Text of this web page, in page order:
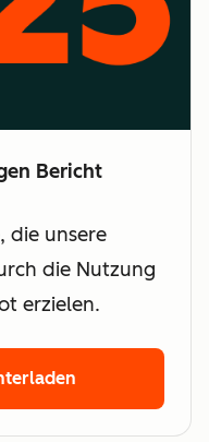
Bericht
die unsere
die Nutzung
erzielen.